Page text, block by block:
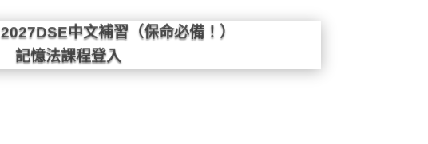
2027DSE中文補習（保命必備！）
記憶法課程登入